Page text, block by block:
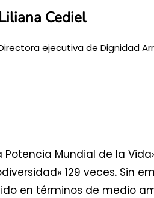
Liliana Cediel
ejecutiva de Dignidad
Potencia Mundial de la
129 veces. Sin
en términos de medio